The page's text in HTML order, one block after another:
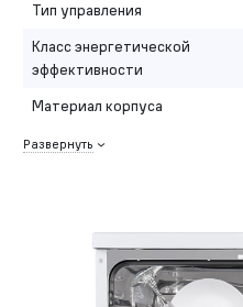
Тип управления
Класс энергетической
эффективности
Материал корпуса
Развернуть